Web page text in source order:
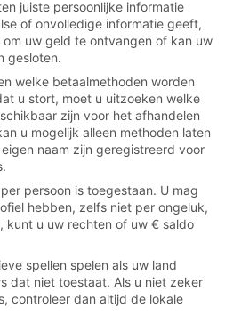
juiste persoonlijke informatie
of onvolledige informatie geeft,
uw geld te ontvangen of kan uw
gesloten.
welke betaalmethoden worden
u stort, moet u uitzoeken welke
zijn voor het afhandelen
u mogelijk alleen methoden laten
naam zijn geregistreerd voor
persoon is toegestaan. U mag
hebben, zelfs niet per ongeluk,
kunt u uw rechten of uw € saldo
spellen spelen als uw land
dat niet toestaat. Als u niet zeker
controleer dan altijd de lokale